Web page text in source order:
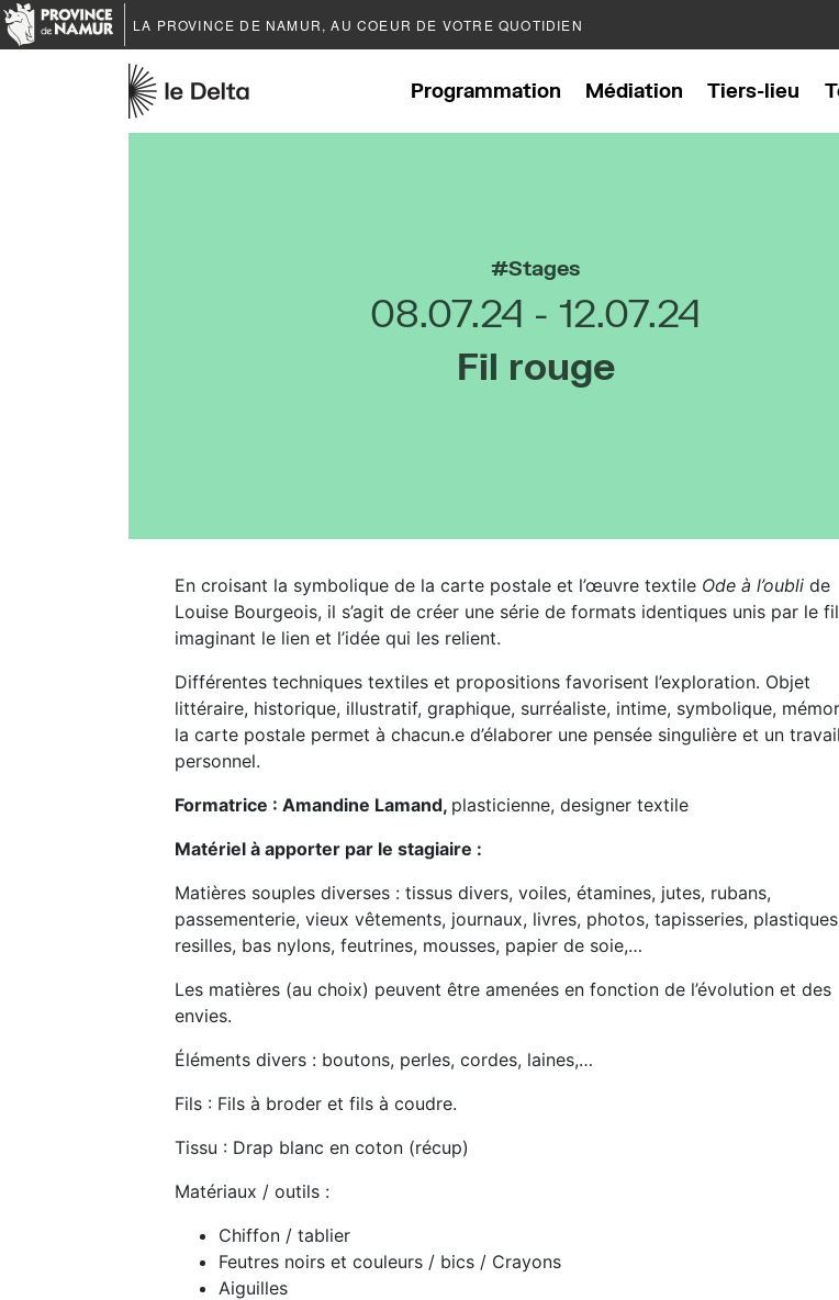
LA PROVINCE DE NAMUR, AU COEUR DE VOTRE QUOTIDIEN
Programmation Médiation Tiers-lieu
Stages
08.07.24
12.07.24
Fil rouge
En croisant la symbolique de la carte postale et l’œuvre textile Ode à l’oubli de
Louise Bourgeois, il s’agit de créer une série de formats identiques unis par le
imaginant le lien et l’idée qui les relient.
Différentes techniques textiles et propositions favorisent l’exploration. Objet
littéraire, historique, illustratif, graphique, surréaliste, intime, symbolique,
la carte postale permet à chacun.e d’élaborer une pensée singulière et un travail
personnel.
Formatrice : Amandine Lamand, plasticienne, designer textile
Matériel à apporter par le stagiaire :
Matières souples diverses : tissus divers, voiles, étamines, jutes, rubans,
passementerie, vieux vêtements, journaux, livres, photos, tapisseries,
resilles, bas nylons, feutrines, mousses, papier de soie,…
Les matières (au choix) peuvent être amenées en fonction de l’évolution et des
envies.
Éléments divers : boutons, perles, cordes, laines,…
Fils : Fils à broder et fils à coudre.
Tissu : Drap blanc en coton (récup)
Matériaux / outils :
Chiffon / tablier
Feutres noirs et couleurs / bics / Crayons
Aiguilles